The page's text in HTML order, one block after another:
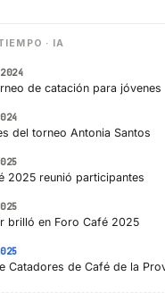
· IA
de catación para jóvenes
del torneo Antonia Santos
2025 reunió participantes
brilló en Foro Café 2025
Catadores de Café de la